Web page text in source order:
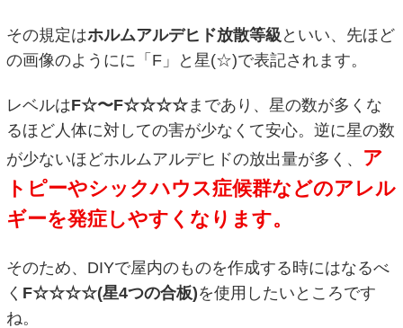
その規定はホルムアルデヒド放散等級 といい、先ほど
の画像のようにに「F」と星(☆)で表記されます。
レベルはF☆〜F☆☆☆☆まであり、星の数が多くな
るほど人体に対しての害が少なくて安心。逆に星の数
が少ないほどホルムアルデヒドの放出量が多く、
ア
トピーやシックハウス症候群などのアレル
ギーを発症しやすくなります。
そのため、DIYで屋内のものを作成する時にはなるべ
く F☆☆☆☆(星4つの合板)を使用したいところです
ね。